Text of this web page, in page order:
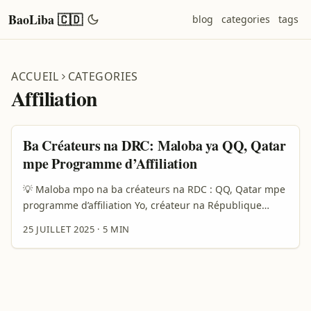
BaoLiba 🇨🇩 blog categories tags
ACCUEIL CATEGORIES
Affiliation
Ba Créateurs na DRC: Maloba ya QQ, Qatar
mpe Programme d’Affiliation
💡 Maloba mpo na ba créateurs na RDC : QQ, Qatar mpe
programme d’affiliation Yo, créateur na République
contenu na yo? Oyo ezali article mpo na yo. Soki oyebi
ete plateforme oyo bazo lobi koloba “QQ” ezali na Qatar
25 JUILLET 2025 · 5 MIN